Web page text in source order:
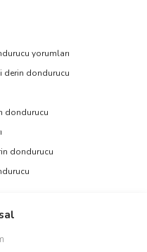
siz yapın!
ve diğer
bulunuyor.
yorumları
derin dondurucu
dondurucu
dondurucu